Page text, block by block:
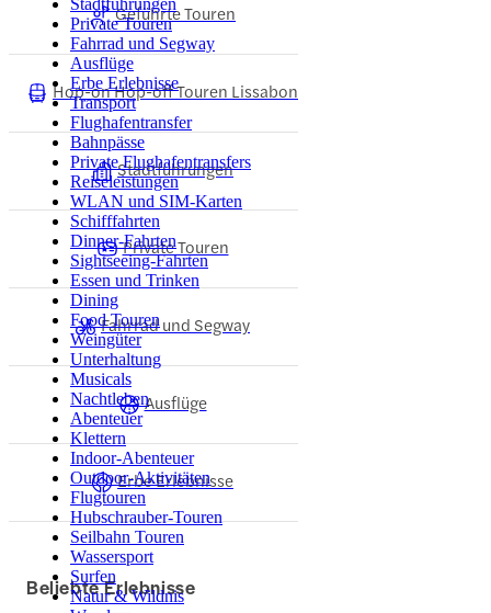
Stadtführungen
Private Touren
Fahrrad und Segway
Ausflüge
Erbe Erlebnisse
Transport
Flughafentransfer
Bahnpässe
Private Flughafentransfers
Reiseleistungen
WLAN und SIM-Karten
Schifffahrten
Dinner-Fahrten
Sightseeing-Fahrten
Essen und Trinken
Dining
Food Touren
Weingüter
Unterhaltung
Musicals
Nachtleben
Abenteuer
Klettern
Indoor-Abenteuer
Outdoor-Aktivitäten
Flugtouren
Hubschrauber-Touren
Seilbahn Touren
Wassersport
Surfen
Natur & Wildnis
Geführte Touren
Hop-on Hop-off Touren Lissabon
Stadtführungen
Private Touren
Fahrrad und Segway
Ausflüge
Erbe Erlebnisse
Beliebte Erlebnisse